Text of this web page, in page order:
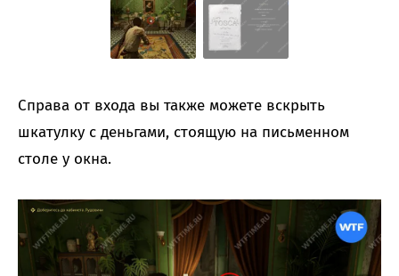
Справа от входа вы также можете вскрыть
шкатулку с деньгами, стоящую на письменном
столе у окна.